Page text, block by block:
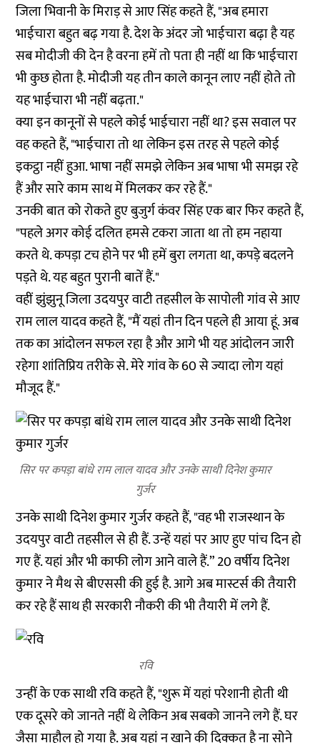
जिला भिवानी के मिराड़ से आए सिंह कहते हैं, "अब हमारा
भाईचारा बहुत बढ़ गया है. देश के अंदर जो भाईचारा बढ़ा है यह
सब मोदीजी की देन है वरना हमें तो पता ही नहीं था कि भाईचारा
भी कुछ होता है. मोदीजी यह तीन काले कानून लाए नहीं होते तो
यह भाईचारा भी नहीं बढ़ता."
क्या इन कानूनों से पहले कोई भाईचारा नहीं था? इस सवाल पर
वह कहते हैं, "भाईचारा तो था लेकिन इस तरह से पहले कोई
इकट्ठा नहीं हुआ. भाषा नहीं समझे लेकिन अब भाषा भी समझ रहे
हैं और सारे काम साथ में मिलकर कर रहे हैं."
उनकी बात को रोकते हुए बुजुर्ग कंवर सिंह एक बार फिर कहते हैं,
"पहले अगर कोई दलित हमसे टकरा जाता था तो हम नहाया
करते थे. कपड़ा टच होने पर भी हमें बुरा लगता था, कपड़े बदलने
पड़ते थे. यह बहुत पुरानी बातें हैं."
वहीं झुंझुनू जिला उदयपुर वाटी तहसील के सापोली गांव से आए
राम लाल यादव कहते हैं, "मैं यहां तीन दिन पहले ही आया हूं. अब
तक का आंदोलन सफल रहा है और आगे भी यह आंदोलन जारी
रहेगा शांतिप्रिय तरीके से. मेरे गांव के 60 से ज्यादा लोग यहां
मौजूद हैं."
सिर पर कपड़ा बांधे राम लाल यादव और उनके साथी दिनेश कुमार
गुर्जर
उनके साथी दिनेश कुमार गुर्जर कहते हैं, "वह भी राजस्थान के
उदयपुर वाटी तहसील से ही हैं. उन्हें यहां पर आए हुए पांच दिन हो
गए हैं. यहां और भी काफी लोग आने वाले हैं.” 20 वर्षीय दिनेश
कुमार ने मैथ से बीएससी की हुई है. आगे अब मास्टर्स की तैयारी
कर रहे हैं साथ ही सरकारी नौकरी की भी तैयारी में लगे हैं.
रवि
उन्हीं के एक साथी रवि कहते हैं, "शुरू में यहां परेशानी होती थी
एक दूसरे को जानते नहीं थे लेकिन अब सबको जानने लगे हैं. घर
जैसा माहौल हो गया है. अब यहां न खाने की दिक्कत है ना सोने